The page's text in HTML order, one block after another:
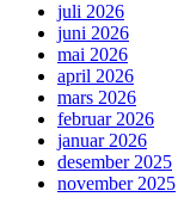
juli 2026
juni 2026
mai 2026
april 2026
mars 2026
februar 2026
januar 2026
desember 2025
november 2025